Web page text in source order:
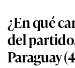
¿En qué
del
Paraguay